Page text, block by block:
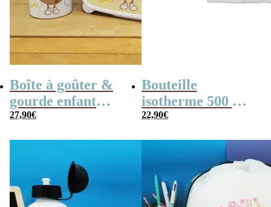
Boîte à goûter &
gourde enfant
personnalisées
27,90€
Bouteille
isotherme 500 ml
“La meilleure
personnalisable
22,90€